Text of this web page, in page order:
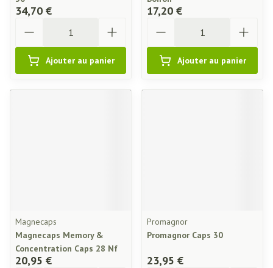
34,70 €
Ajouter au panier
17,20 €
Ajouter au panier
Magnecaps
Magnecaps Memory &
Concentration Caps 28 Nf
20,95 €
Promagnor
Promagnor Caps 30
23,95 €